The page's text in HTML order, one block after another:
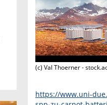
(c) Val Thoerner -
https://www.uni-